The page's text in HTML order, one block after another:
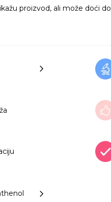
proizvod, ali može doći do